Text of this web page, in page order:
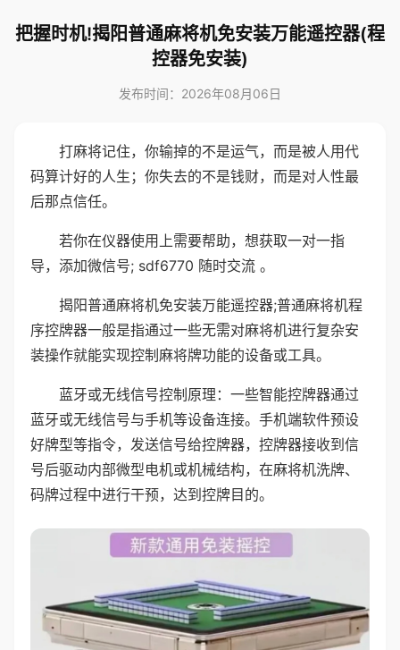
把握时机!揭阳普通麻将机免安装万能遥控器(程
控器免安装)
发布时间：2026年08月06日
打麻将记住，你输掉的不是运气，而是被人用代
码算计好的人生；你失去的不是钱财，而是对人性最
后那点信任。
若你在仪器使用上需要帮助，想获取一对一指
导，添加微信号; sdf6770 随时交流 。
揭阳普通麻将机免安装万能遥控器;普通麻将机程
序控牌器一般是指通过一些无需对麻将机进行复杂安
装操作就能实现控制麻将牌功能的设备或工具。
蓝牙或无线信号控制原理：一些智能控牌器通过
蓝牙或无线信号与手机等设备连接。手机端软件预设
好牌型等指令，发送信号给控牌器，控牌器接收到信
号后驱动内部微型电机或机械结构，在麻将机洗牌、
码牌过程中进行干预，达到控牌目的。